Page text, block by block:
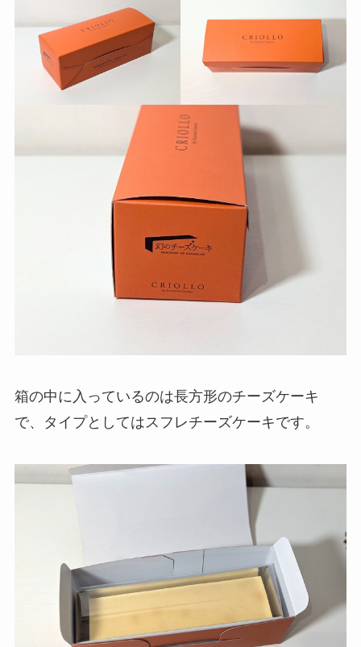
箱の中に入っているのは長方形のチーズケーキ
で、タイプとしてはスフレチーズケーキです。